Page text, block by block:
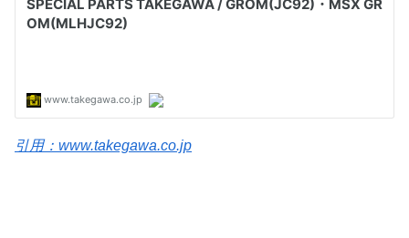
引用：www.takegawa.co.jp